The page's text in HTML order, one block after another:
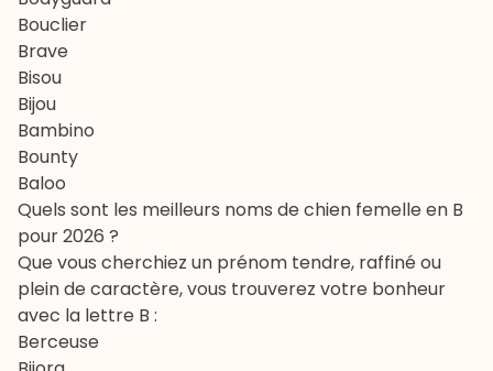
Bouclier
Brave
Bisou
Bijou
Bambino
Bounty
Baloo
Quels sont les meilleurs noms de chien femelle en B
pour 2026 ?
Que vous cherchiez un prénom tendre, raffiné ou
plein de caractère, vous trouverez votre bonheur
avec la lettre B :
Berceuse